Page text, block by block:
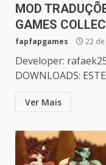
MOD
GAMES
fapfapgames 22
Developer:
DOWNLOADS:
Ver Mais